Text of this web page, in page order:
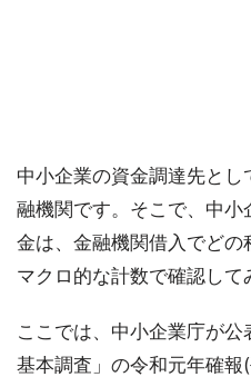
中小企業の資金調達先と
融機関です。そこで、中
金は、金融機関借入でどの
マクロ的な計数で確認して
ここでは、中小企業庁が
基本調査」の令和元年確